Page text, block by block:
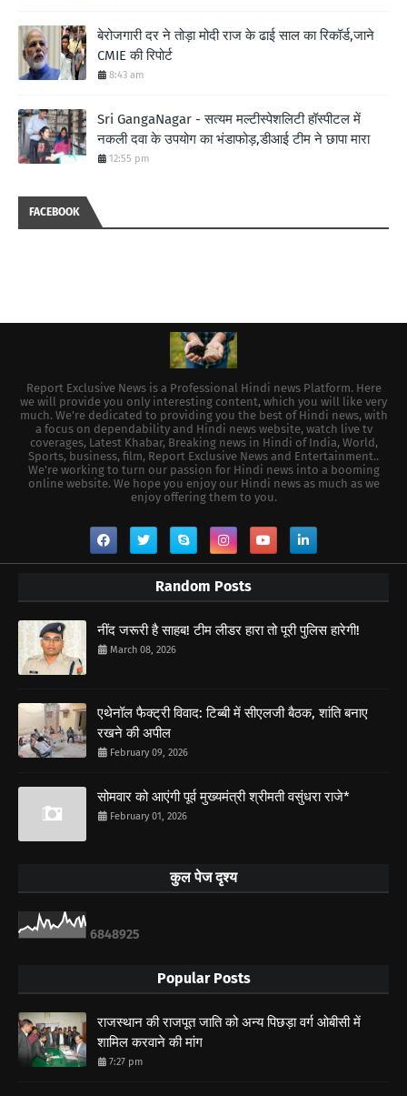
बेरोजगारी दर ने तोड़ा मोदी राज के ढाई साल का रिकॉर्ड,जाने
CMIE की रिपोर्ट
8:43 am
Sri GangaNagar - सत्यम मल्टीस्पेशलिटी हॉस्पीटल में
नकली दवा के उपयोग का भंडाफोड़,डीआई टीम ने छापा मारा
12:55 pm
FACEBOOK
Report Exclusive News is a Professional Hindi news Platform. Here
we will provide you only interesting content, which you will like very
much. We're dedicated to providing you the best of Hindi news, with
a focus on dependability and Hindi news website, watch live tv
coverages, Latest Khabar, Breaking news in Hindi of India, World,
Sports, business, film, Report Exclusive News and Entertainment..
We're working to turn our passion for Hindi news into a booming
online website. We hope you enjoy our Hindi news as much as we
enjoy offering them to you.
Random Posts
नींद जरूरी है साहब! टीम लीडर हारा तो पूरी पुलिस हारेगी!
March 08, 2026
एथेनॉल फैक्ट्री विवाद: टिब्बी में सीएलजी बैठक, शांति बनाए
रखने की अपील
February 09, 2026
सोमवार को आएंगी पूर्व मुख्यमंत्री श्रीमती वसुंधरा राजे*
February 01, 2026
कुल पेज दृश्य
6848925
Popular Posts
राजस्थान की राजपूत जाति को अन्य पिछड़ा वर्ग ओबीसी में
शामिल करवाने की मांग
7:27 pm